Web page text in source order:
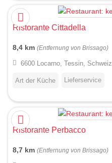
Ristorante Cittadella
8,4 km (Entfernung von Brissago)
6600 Locarno, Tessin, Schweiz
Art der Küche Lieferservice
Ristorante Perbacco
8,7 km (Entfernung von Brissago)